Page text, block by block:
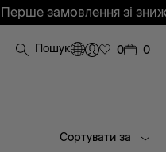
зі знижкою 10%! Код:
Пошук 0 0
Сортувати за